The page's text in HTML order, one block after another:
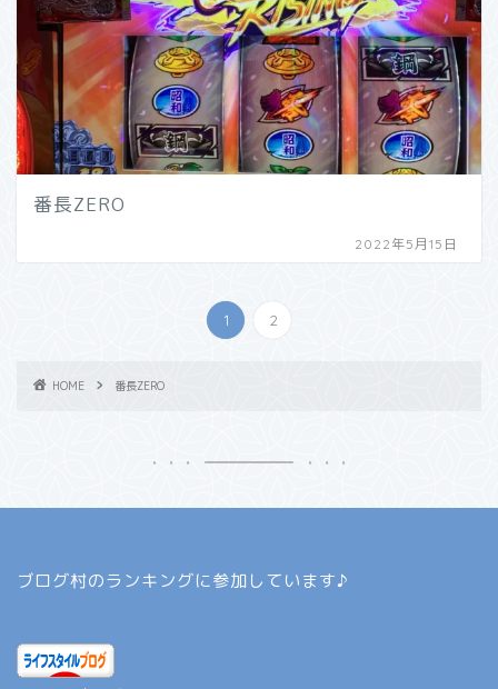
番長ZERO
2022年5月15日
1 2
HOME 番長ZERO
ブログ村のランキングに参加しています♪